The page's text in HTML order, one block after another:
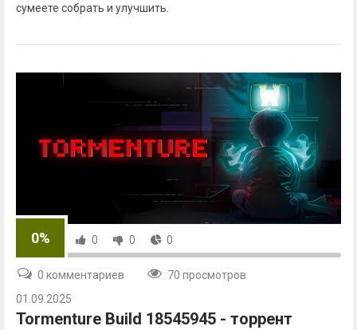
сумеете собрать и улучшить.
0% 0 0 0
0 комментариев
70 просмотров
01.09.2025
Tormenture Build 18545945 - торрент